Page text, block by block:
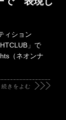
ィション
」で
（ネオンナ
続きをよむ